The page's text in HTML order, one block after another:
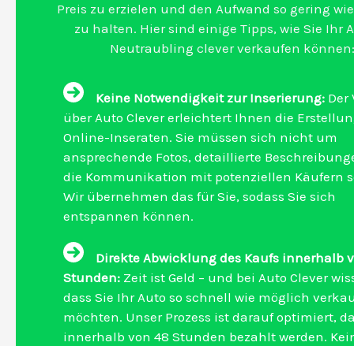
Preis zu erzielen und den Aufwand so gering
zu halten. Hier sind einige Tipps, wie Sie Ihr
Neutraubling clever verkaufen können:
Keine Notwendigkeit zur Inserierung: Der
über Auto Clever erleichtert Ihnen die
Online-Inseraten. Sie müssen sich nicht um
ansprechende Fotos, detaillierte
die Kommunikation mit potenziellen Käufern
Wir übernehmen das für Sie, sodass Sie sich
entspannen können.
Direkte Abwicklung des Kaufs innerhalb
Stunden: Zeit ist Geld – und bei Auto Clever
dass Sie Ihr Auto so schnell wie möglich
möchten. Unser Prozess ist darauf optimiert,
innerhalb von 48 Stunden bezahlt werden.